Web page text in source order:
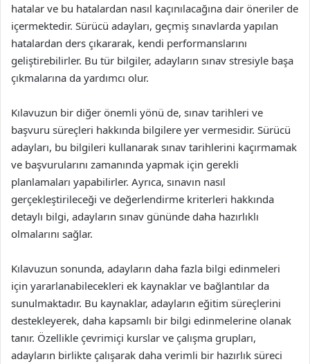
hatalar ve bu hatalardan nasıl kaçınılacağına dair öneriler de
içermektedir. Sürücü adayları, geçmiş sınavlarda yapılan
hatalardan ders çıkararak, kendi performanslarını
geliştirebilirler. Bu tür bilgiler, adayların sınav stresiyle başa
çıkmalarına da yardımcı olur.
Kılavuzun bir diğer önemli yönü de, sınav tarihleri ve
başvuru süreçleri hakkında bilgilere yer vermesidir. Sürücü
adayları, bu bilgileri kullanarak sınav tarihlerini kaçırmamak
ve başvurularını zamanında yapmak için gerekli
planlamaları yapabilirler. Ayrıca, sınavın nasıl
gerçekleştirileceği ve değerlendirme kriterleri hakkında
detaylı bilgi, adayların sınav gününde daha hazırlıklı
olmalarını sağlar.
Kılavuzun sonunda, adayların daha fazla bilgi edinmeleri
için yararlanabilecekleri ek kaynaklar ve bağlantılar da
sunulmaktadır. Bu kaynaklar, adayların eğitim süreçlerini
destekleyerek, daha kapsamlı bir bilgi edinmelerine olanak
tanır. Özellikle çevrimiçi kurslar ve çalışma grupları,
adayların birlikte çalışarak daha verimli bir hazırlık süreci